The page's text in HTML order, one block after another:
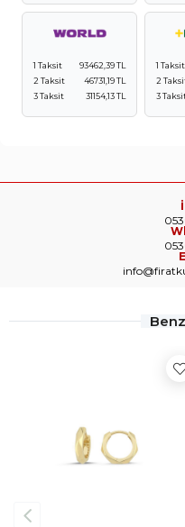
1 Taksit
93462,39 TL
2 Taksit
46731,19 TL
3 Taksit
31154,13 TL
1 Taksit
2
3